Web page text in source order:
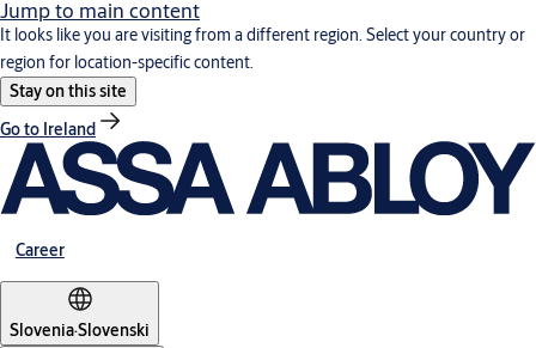
Jump to main content
It looks like you are visiting from a different region. Select your country or
region for location-specific content.
Stay on this site
Go to Ireland
Career
Slovenia·Slovenski